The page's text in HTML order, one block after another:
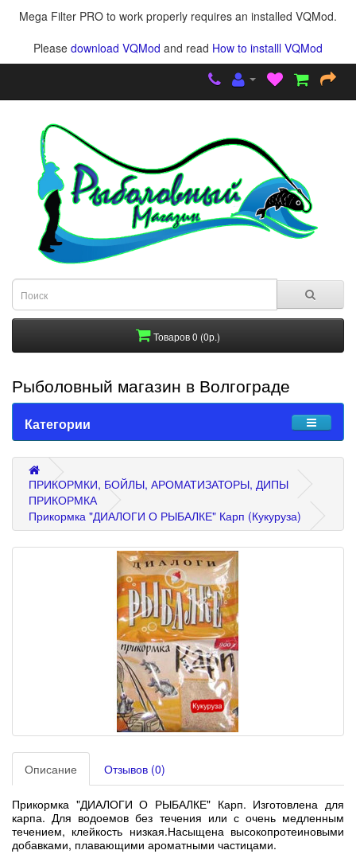
Mega Filter PRO to work properly requires an installed VQMod.
Please download VQMod and read How to installl VQMod
Товаров 0 (0р.)
Рыболовный магазин в Волгограде
Категории
ПРИКОРМКИ, БОЙЛЫ, АРОМАТИЗАТОРЫ, ДИПЫ
ПРИКОРМКА
Прикормка "ДИАЛОГИ О РЫБАЛКЕ" Карп (Кукуруза)
Описание Отзывов (0)
Прикормка "ДИАЛОГИ О РЫБАЛКЕ" Карп. Изготовлена для
карпа. Для водоемов без течения или с очень медленным
течением, клейкость низкая.Насыщена высокопротеиновыми
добавками, плавающими ароматными частицами.